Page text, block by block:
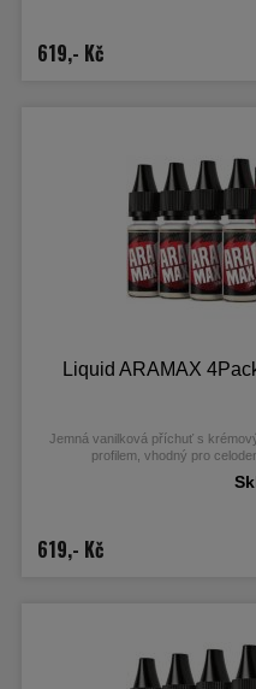
619,- Kč
Liquid ARAMAX
Jemná vanilková příchuť s
profilem, vhodný pro
619,- Kč